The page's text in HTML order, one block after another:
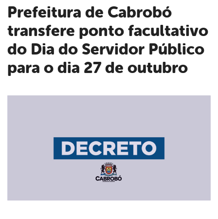
Prefeitura de Cabrobó
transfere ponto facultativo
do Dia do Servidor Público
para o dia 27 de outubro